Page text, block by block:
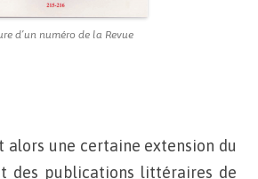
d’un numéro de la Revue
alors une certaine extension du
des publications littéraires de